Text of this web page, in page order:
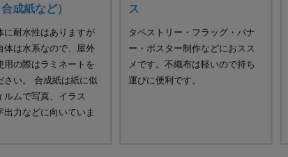
成紙など）
に耐水性はありますが
体は水系なので、屋外
用の際はラミネートを
さい。 合成紙は紙に似
ルムで写真、イラス
出力などに向いていま
ス
タペストリー・フラッグ・バナ
ー・ポスター制作などにおスス
メです。不織布は軽いので持ち
運びに便利です。